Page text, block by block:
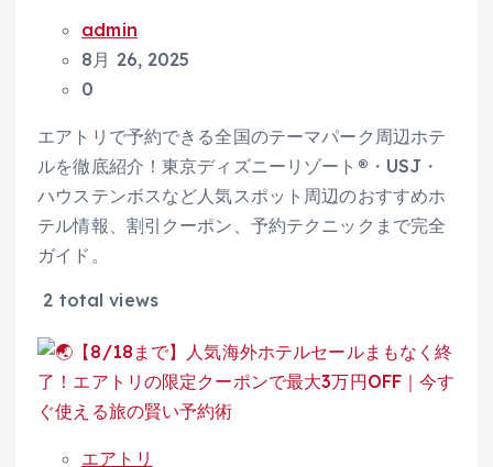
admin
8月 26, 2025
0
エアトリで予約できる全国のテーマパーク周辺ホテ
ルを徹底紹介！東京ディズニーリゾート®・USJ・
ハウステンボスなど人気スポット周辺のおすすめホ
テル情報、割引クーポン、予約テクニックまで完全
ガイド。
2 total views
エアトリ